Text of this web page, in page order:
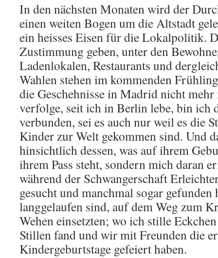
In den nächsten Monaten wird der
einen weiten Bogen um die Altstadt
ein heisses Eisen für die Lokalpolitik.
Zustimmung geben, unter den
Ladenlokalen, Restaurants und
Wahlen stehen im kommenden
die Geschehnisse in Madrid nicht
verfolge, seit ich in Berlin lebe, bin ich
verbunden, sei es auch nur weil es die
Kinder zur Welt gekommen sind. Und
hinsichtlich dessen, was auf ihrem
ihrem Pass steht, sondern mich daran
während der Schwangerschaft
gesucht und manchmal sogar
langgelaufen sind, auf dem Weg zum
Wehen einsetzten; wo ich stille
Stillen fand und wir mit Freunden die
Kindergeburtstage gefeiert haben.